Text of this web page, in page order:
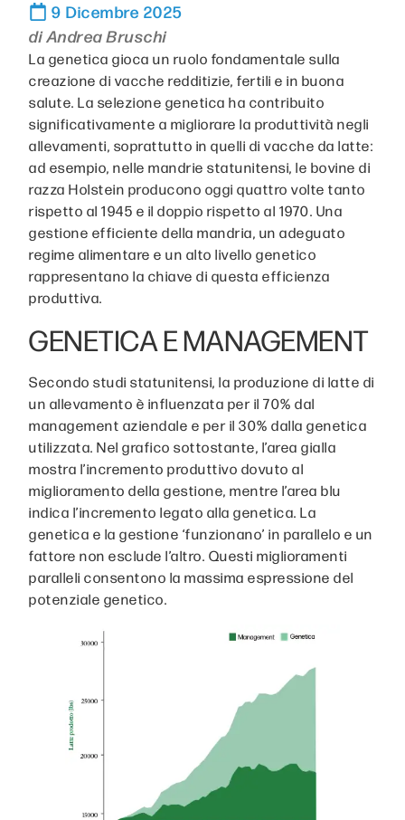
9 Dicembre 2025
diAndrea Bruschi
La genetica gioca un ruolo fondamentale sulla
creazione di vacche redditizie, fertili e in buona
salute. La selezione genetica ha contribuito
significativamente a migliorare la produttività negli
allevamenti, soprattutto in quelli di vacche da latte:
ad esempio, nelle mandrie statunitensi, le bovine di
razza Holstein producono oggi quattro volte tanto
rispetto al 1945 e il doppio rispetto al 1970. Una
gestione efficiente della mandria, un adeguato
regime alimentare e un alto livello genetico
rappresentano la chiave di questa efficienza
produttiva.
GENETICA E MANAGEMENT
Secondo studi statunitensi, la produzione di latte di
un allevamento è influenzata per il 70% dal
management aziendale e per il 30% dalla genetica
utilizzata. Nel grafico sottostante, l’area gialla
mostra l’incremento produttivo dovuto al
miglioramento della gestione, mentre l’area blu
indica l’incremento legato alla genetica. La
genetica e la gestione ‘funzionano’ in parallelo e un
fattore non esclude l’altro. Questi miglioramenti
paralleli consentono la massima espressione del
potenziale genetico.